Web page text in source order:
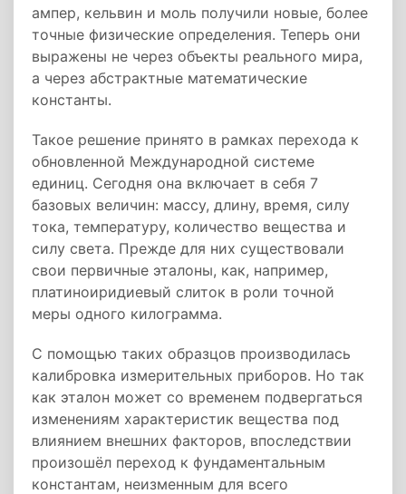
ампер, кельвин и моль получили новые, более
точные физические определения. Теперь они
выражены не через объекты реального мира,
а через абстрактные математические
константы.
Такое решение принято в рамках перехода к
обновленной Международной системе
единиц. Сегодня она включает в себя 7
базовых величин: массу, длину, время, силу
тока, температуру, количество вещества и
силу света. Прежде для них существовали
свои первичные эталоны, как, например,
платиноиридиевый слиток в роли точной
меры одного килограмма.
С помощью таких образцов производилась
калибровка измерительных приборов. Но так
как эталон может со временем подвергаться
изменениям характеристик вещества под
влиянием внешних факторов, впоследствии
произошёл переход к фундаментальным
константам, неизменным для всего